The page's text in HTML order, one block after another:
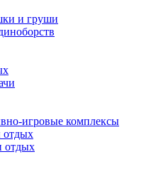
и груши
игровые комплексы
отдых
отдых